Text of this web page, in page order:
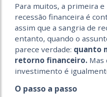
Para muitos, a primeira e
recessão financeira é
assim que a sangria de
entanto, quando o
parece verdade: quanto
retorno financeiro. Mas
investimento é
O passo a passo